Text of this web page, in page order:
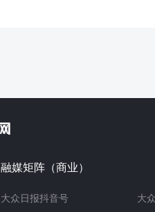
融媒矩阵（商业）
大众日报抖音号 大